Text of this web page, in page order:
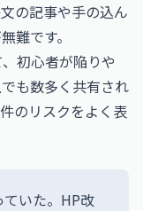
の記事や手の込ん
難です。
初心者が陥りや
も数多く共有され
のリスクをよく表
ていた。HP改